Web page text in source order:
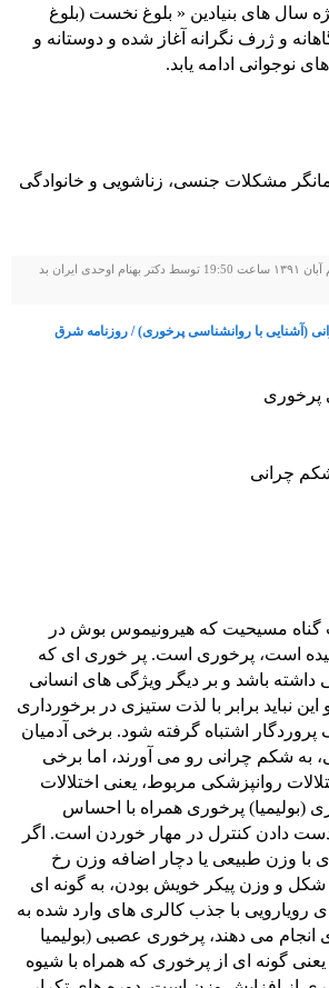
سال های بنیادین « بلوغ نخست (بلوغ
و ژرف نگرانه آغاز شده و دوستانه و
نوجوانی ادامه یابد.
مشکلات جنسی، زناشویی و خانوادگی
نوشته شده در شنبه سیزدهم آبان ۱۳۹۱ ساعت 19:50 توسط دکتر بهنام اوحدی ایران بد
(آشنایی با روانشناسی پرخوری) / روزنامه شرق
پرخوری
چرانی
مسیحیت که هیرونیموس بوش در
است، پرخوری است. پر خوری ای که
باشد و بر دیگر ویژگی های انسانی
نباید برابر با لذت ستیزی در برخورداری
پروردگار اشتباه گرفته شود. برخی آدمیان
به شکم چرانی رو می آورند، اما برخی
روانپزشکی مربوط، یعنی اختلالات
(بولیمیا) پرخوری همراه با احساس
دادن کنترل در مهار خوردن است. اگر
با وزن طبیعی یا دچار اضافه وزن رخ
شکل و وزن پیکر خویش بودن، به گونه ای
رویارویی با جذب کالری های وارد شده به
انجام می دهند، پرخوری عصبی (بولیمیا
یعنی گونه ای از پرخوری که همراه با شیوه